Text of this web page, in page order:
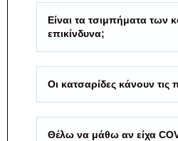
Είναι τα τσιμπήματα των
επικίνδυνα;
Οι κατσαρίδες κάνουν τις
Θέλω να μάθω αν είχα